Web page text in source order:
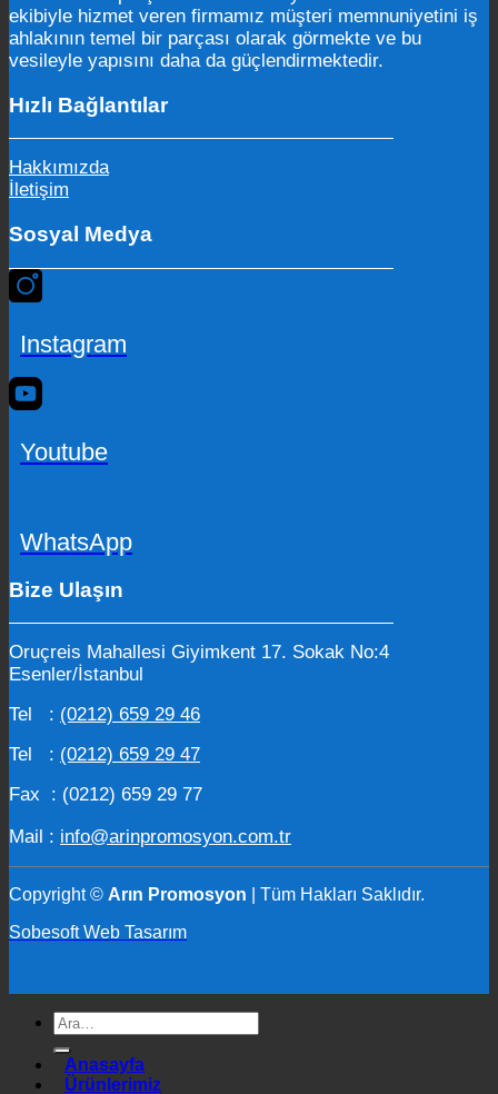
ekibiyle hizmet veren firmamız müşteri memnuniyetini iş
ahlakının temel bir parçası olarak görmekte ve bu
vesileyle yapısını daha da güçlendirmektedir.
Hızlı Bağlantılar
Hakkımızda
İletişim
Sosyal Medya
Instagram
Youtube
WhatsApp
Bize Ulaşın
Oruçreis Mahallesi Giyimkent 17. Sokak No:4
Esenler/İstanbul
Tel : (0212) 659 29 46
Tel : (0212) 659 29 47
Fax : (0212) 659 29 77
Mail : info@arinpromosyon.com.tr
Copyright © Arın Promosyon
| Tüm Hakları Saklıdır.
Sobesoft Web Tasarım
Ara:
Anasayfa
Ürünlerimiz